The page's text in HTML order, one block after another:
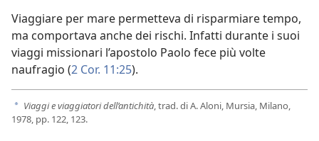
Viaggiare per mare permetteva di risparmiare tempo,
ma comportava anche dei rischi. Infatti durante i suoi
viaggi missionari l’apostolo Paolo fece più volte
naufragio (2 Cor. 11:25).
a Viaggi e viaggiatori dell’antichità, trad. di A. Aloni, Mursia, Milano,
1978, pp. 122, 123.